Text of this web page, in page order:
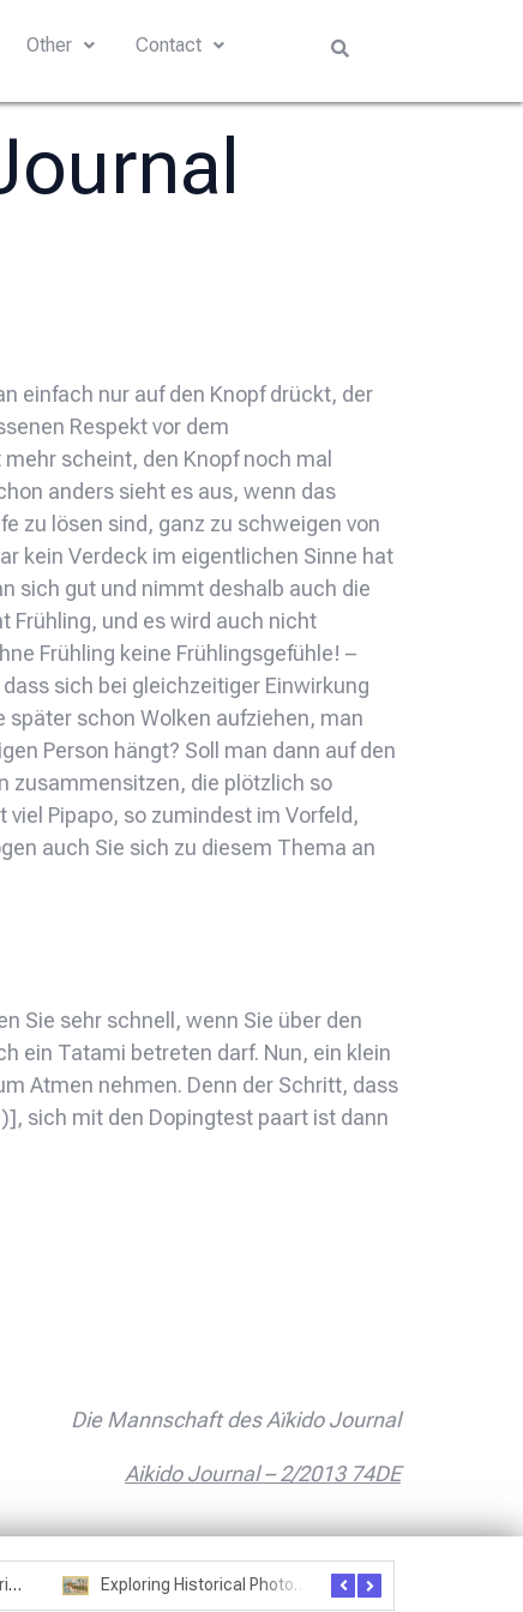
Other Contact
einfach nur auf den Knopf drückt, der
Respekt vor dem
scheint, den Knopf noch mal
anders sieht es aus, wenn das
zu lösen sind, ganz zu schweigen von
kein Verdeck im eigentlichen Sinne hat
sich gut und nimmt deshalb auch die
Frühling, und es wird auch nicht
Frühling keine Frühlingsgefühle! –
sich bei gleichzeitiger Einwirkung
schon Wolken aufziehen, man
Person hängt? Soll man dann auf den
zusammensitzen, die plötzlich so
Pipapo, so zumindest im Vorfeld,
auch Sie sich zu diesem Thema an
Sie sehr schnell, wenn Sie über den
ein Tatami betreten darf. Nun, ein klein
Atmen nehmen. Denn der Schritt, dass
sich mit den Dopingtest paart ist dann
Die Mannschaft des Aïkido Journal
Aikido Journal – 2/2013 74DE
Seznam studentů Moriheie Ueshiby Exploring Historical Photos – Postcard from the Kwantung Army